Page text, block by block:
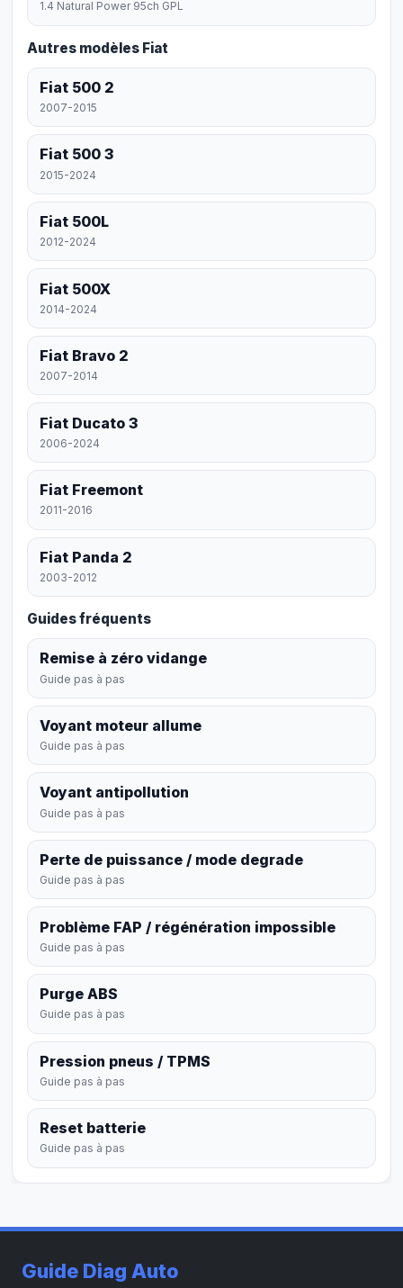
1.4 Natural Power 95ch GPL
Autres modèles Fiat
Fiat 500 2
2007-2015
Fiat 500 3
2015-2024
Fiat 500L
2012-2024
Fiat 500X
2014-2024
Fiat Bravo 2
2007-2014
Fiat Ducato 3
2006-2024
Fiat Freemont
2011-2016
Fiat Panda 2
2003-2012
Guides fréquents
Remise à zéro vidange
Guide pas à pas
Voyant moteur allume
Guide pas à pas
Voyant antipollution
Guide pas à pas
Perte de puissance / mode degrade
Guide pas à pas
Problème FAP / régénération impossible
Guide pas à pas
Purge ABS
Guide pas à pas
Pression pneus / TPMS
Guide pas à pas
Reset batterie
Guide pas à pas
Guide Diag Auto